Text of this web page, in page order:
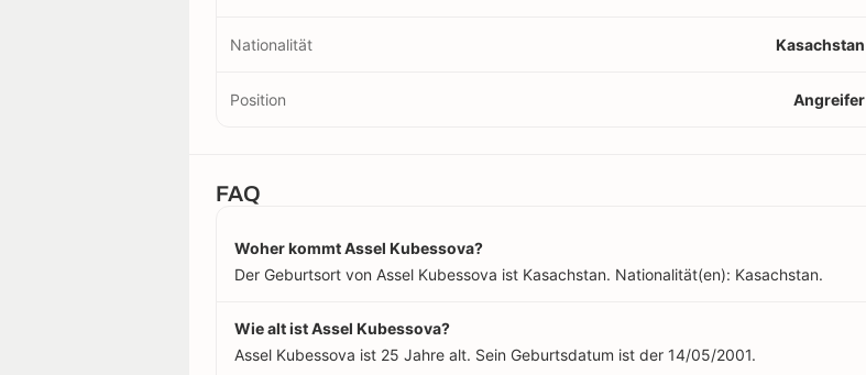
Nationalität Kasachstan
Position Angreifer
FAQ
Woher kommt Assel Kubessova?
Der Geburtsort von Assel Kubessova ist Kasachstan. Nationalität(en): Kasachstan.
Wie alt ist Assel Kubessova?
Assel Kubessova ist 25 Jahre alt. Sein Geburtsdatum ist der 14/05/2001.